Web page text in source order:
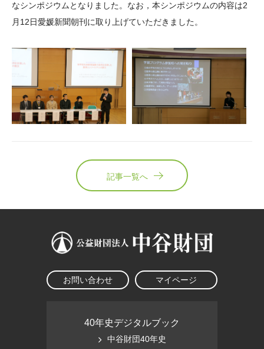
なシンポジウムとなりました。なお，本シンポジウムの内容は2
月12日愛媛新聞朝刊に取り上げていただきました。
記事一覧へ
お問い合わせ マイページ
40年史デジタルブック
中谷財団40年史